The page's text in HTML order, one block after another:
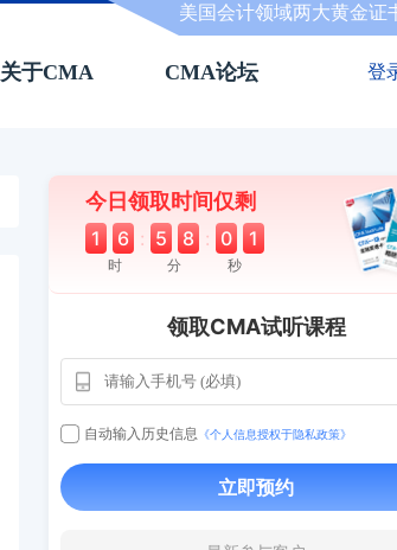
美国会计领域两大黄金证
关于CMA CMA论坛 登
今日领取时间仅剩
1 6 : 5 8 : 0 0
时 分 秒
领取CMA试听课程
自动输入历史信息 《个人信息授权于隐私政策》
立即预约
用户163 112****290
130****9630